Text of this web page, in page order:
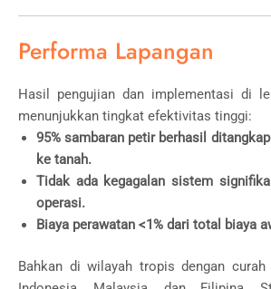
Performa Lapangan
Hasil pengujian dan implementasi di
menunjukkan tingkat efektivitas tinggi:
95% sambaran petir berhasil
ke tanah.
Tidak ada kegagalan sistem
operasi.
Biaya perawatan <1% dari total biaya
Bahkan di wilayah tropis dengan